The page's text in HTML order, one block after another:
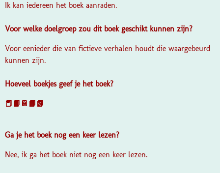
Ik kan iedereen het boek aanraden.
Voor welke doelgroep zou dit boek geschikt kunnen zijn?
Voor eenieder die van fictieve verhalen houdt die waargebeurd
kunnen zijn.
Hoeveel boekjes geef je het boek?
📕📙📔📘📗
Ga je het boek nog een keer lezen?
Nee, ik ga het boek niet nog een keer lezen.